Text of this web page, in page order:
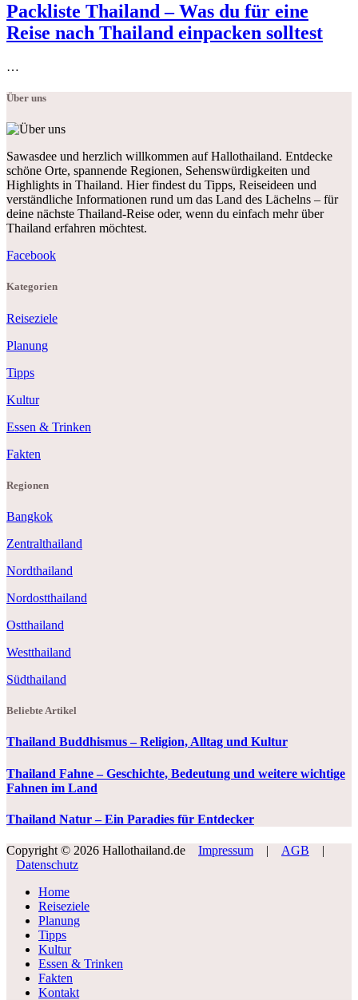
Packliste Thailand – Was du für eine
Reise nach Thailand einpacken solltest
…
Über uns
Sawasdee und herzlich willkommen auf Hallothailand. Entdecke
schöne Orte, spannende Regionen, Sehenswürdigkeiten und
Highlights in Thailand. Hier findest du Tipps, Reiseideen und
verständliche Informationen rund um das Land des Lächelns – für
deine nächste Thailand-Reise oder, wenn du einfach mehr über
Thailand erfahren möchtest.
Facebook
Kategorien
Reiseziele
Planung
Tipps
Kultur
Essen & Trinken
Fakten
Regionen
Bangkok
Zentralthailand
Nordthailand
Nordostthailand
Ostthailand
Westthailand
Südthailand
Beliebte Artikel
Thailand Buddhismus – Religion, Alltag und Kultur
Thailand Fahne – Geschichte, Bedeutung und weitere wichtige
Fahnen im Land
Thailand Natur – Ein Paradies für Entdecker
Copyright © 2026 Hallothailand.de Impressum | AGB
|
Datenschutz
Home
Reiseziele
Planung
Tipps
Kultur
Essen & Trinken
Fakten
Kontakt